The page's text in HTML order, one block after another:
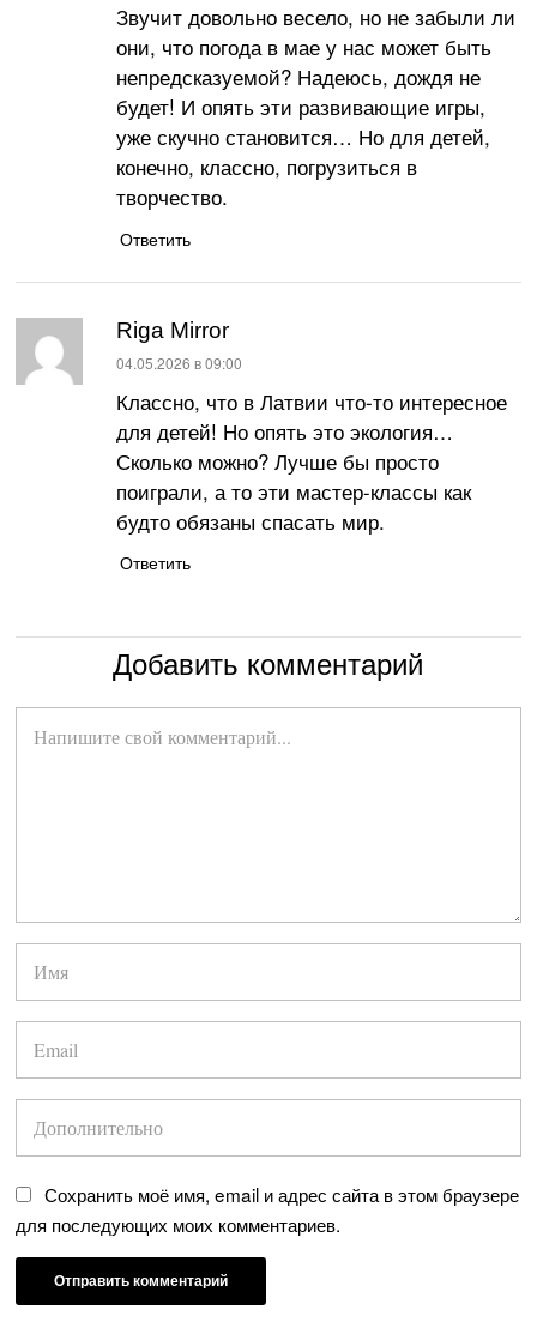
Звучит довольно весело, но не забыли ли
они, что погода в мае у нас может быть
непредсказуемой? Надеюсь, дождя не
будет! И опять эти развивающие игры,
уже скучно становится… Но для детей,
конечно, классно, погрузиться в
творчество.
Ответить
Riga Mirror
:
04.05.2026 в 09:00
Классно, что в Латвии что-то интересное
для детей! Но опять это экология…
Сколько можно? Лучше бы просто
поиграли, а то эти мастер-классы как
будто обязаны спасать мир.
Ответить
Добавить комментарий
Сохранить моё имя, email и адрес сайта в этом браузере
для последующих моих комментариев.